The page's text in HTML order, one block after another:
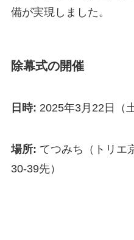
備が実現しました。
除幕式の開催
日時: 2025年3月22日（
場所: てつみち（トリエ
30-39先）